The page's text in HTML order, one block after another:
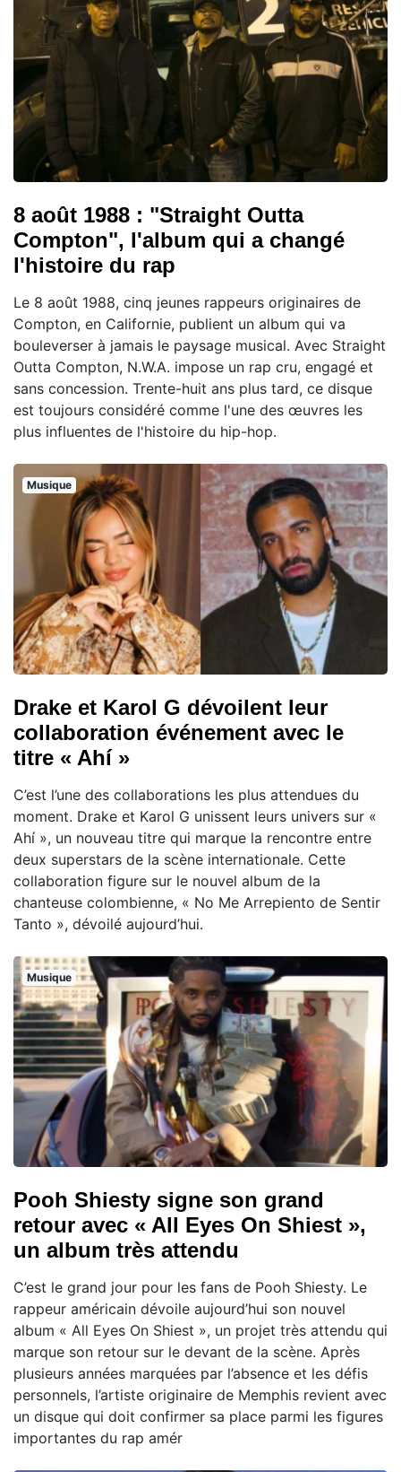
8 août 1988 : "Straight Outta
Compton", l'album qui a changé
l'histoire du rap
Le 8 août 1988, cinq jeunes rappeurs originaires de
Compton, en Californie, publient un album qui va
bouleverser à jamais le paysage musical. Avec Straight
Outta Compton, N.W.A. impose un rap cru, engagé et
sans concession. Trente-huit ans plus tard, ce disque
est toujours considéré comme l'une des œuvres les
plus influentes de l'histoire du hip-hop.
Musique
Drake et Karol G dévoilent leur
collaboration événement avec le
titre « Ahí »
C’est l’une des collaborations les plus attendues du
moment. Drake et Karol G unissent leurs univers sur «
Ahí », un nouveau titre qui marque la rencontre entre
deux superstars de la scène internationale. Cette
collaboration figure sur le nouvel album de la
chanteuse colombienne, « No Me Arrepiento de Sentir
Tanto », dévoilé aujourd’hui.
Musique
Pooh Shiesty signe son grand
retour avec « All Eyes On Shiest »,
un album très attendu
C’est le grand jour pour les fans de Pooh Shiesty. Le
rappeur américain dévoile aujourd’hui son nouvel
album « All Eyes On Shiest », un projet très attendu qui
marque son retour sur le devant de la scène. Après
plusieurs années marquées par l’absence et les défis
personnels, l’artiste originaire de Memphis revient avec
un disque qui doit confirmer sa place parmi les figures
importantes du rap amér